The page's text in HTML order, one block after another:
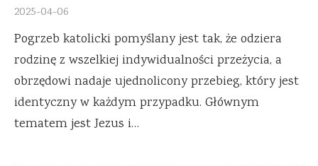
2025-04-06
Pogrzeb katolicki pomyślany jest tak, że odziera
rodzinę z wszelkiej indywidualności przeżycia, a
obrzędowi nadaje ujednolicony przebieg, który jest
identyczny w każdym przypadku. Głównym
tematem jest Jezus i…